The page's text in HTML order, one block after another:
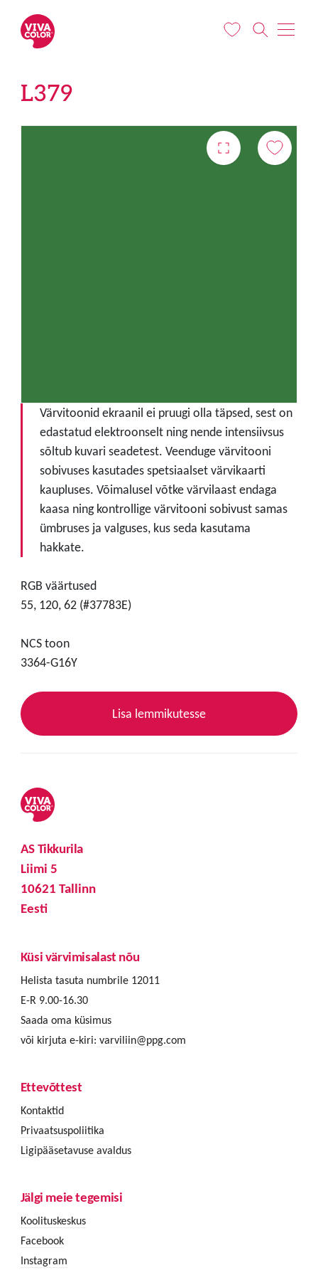
L379
Värvitoonid ekraanil ei pruugi olla täpsed, sest on
edastatud elektroonselt ning nende intensiivsus
sõltub kuvari seadetest. Veenduge värvitooni
sobivuses kasutades spetsiaalset värvikaarti
kaupluses. Võimalusel võtke värvilaast endaga
kaasa ning kontrollige värvitooni sobivust samas
ümbruses ja valguses, kus seda kasutama
hakkate.
RGB väärtused
55, 120, 62 (#37783E)
NCS toon
3364-G16Y
Lisa lemmikutesse
AS Tikkurila
Liimi 5
10621 Tallinn
Eesti
Küsi värvimisalast nõu
Helista tasuta numbrile 12011
E-R 9.00-16.30
Saada oma küsimus
või kirjuta e-kiri: varviliin@ppg.com
Ettevõttest
Kontaktid
Privaatsuspoliitika
Ligipääsetavuse avaldus
Jälgi meie tegemisi
Koolituskeskus
Facebook
Instagram